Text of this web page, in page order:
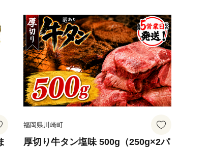
セムマーケティング
福岡県川崎町
厚切り牛タン塩味 500g（250g×2パ